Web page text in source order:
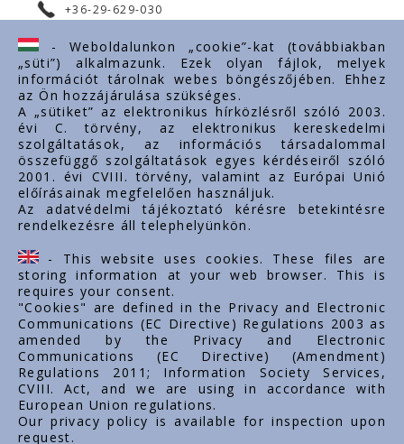
+36-29-629-030
ertekesites@styron.hu
export@styron.hu
www.styron.hu
Important links
About us
Documents
Contacts
Career
- Weboldalunkon „cookie”-kat (továbbiakban
„süti”) alkalmazunk. Ezek olyan fájlok, melyek
információt tárolnak webes böngészőjében. Ehhez
az Ön hozzájárulása szükséges.
A „sütiket” az elektronikus hírközlésről szóló 2003.
évi C. törvény, az elektronikus kereskedelmi
szolgáltatások, az információs társadalommal
összefüggő szolgáltatások egyes kérdéseiről szóló
2001. évi CVIII. törvény, valamint az Európai Unió
előírásainak megfelelően használjuk.
Az adatvédelmi tájékoztató kérésre betekintésre
rendelkezésre áll telephelyünkön.
- This website uses cookies. These files are
storing information at your web browser. This is
requires your consent.
"Cookies" are defined in the Privacy and Electronic
Communications (EC Directive) Regulations 2003 as
amended by the Privacy and Electronic
Communications (EC Directive) (Amendment)
Regulations 2011; Information Society Services,
CVIII. Act, and we are using in accordance with
European Union regulations.
Our privacy policy is available for inspection upon
request.